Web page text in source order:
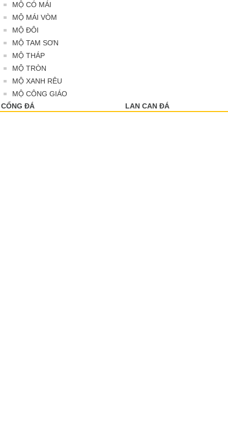
MỘ CÓ MÁI
MỘ MÁI VÒM
MỘ ĐÔI
MỘ TAM SƠN
MỘ THÁP
MỘ TRÒN
MỘ XANH RÊU
MỘ CÔNG GIÁO
CỔNG ĐÁ LAN CAN ĐÁ